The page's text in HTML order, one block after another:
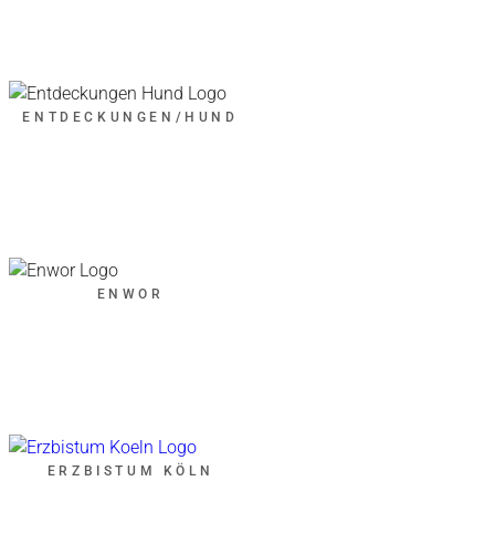
ENTDECKUNGEN/HUND
ENWOR
ERZBISTUM KÖLN